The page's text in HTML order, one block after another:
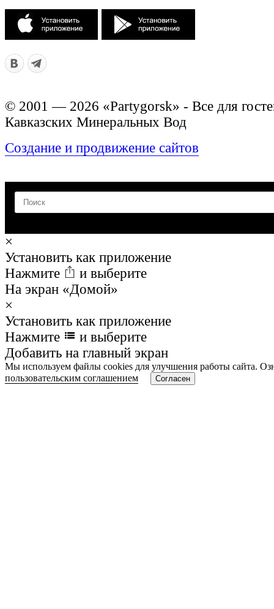
© 2001 — 2026 «Partygorsk» - Все для
Кавказских Минеральных Вод
Создание и продвижение сайтов
×
Установить как приложение
Нажмите
и выберите
На экран «Домой»
×
Установить как приложение
Нажмите
и выберите
Добавить на главный экран
Мы используем файлы cookies для улучшения работы сайта.
пользовательским соглашением
Согласен